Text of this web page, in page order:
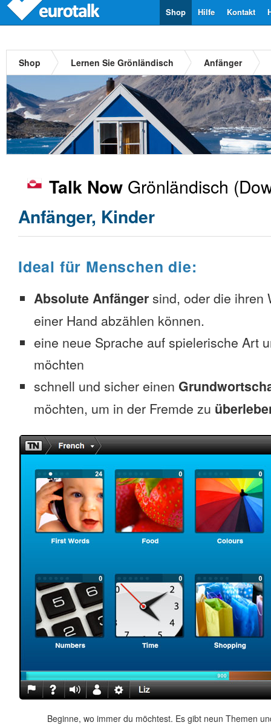
Kontakt
Hilfe
Shop
Shop Lernen Sie Grönländisch Anfänger
Talk Now Grönländisch
Anfänger, Kinder
Ideal für Menschen die:
Absolute Anfänger sind, oder die ihren
einer Hand abzählen können.
eine neue Sprache auf spielerische Art
möchten
schnell und sicher einen
möchten, um in der Fremde zu
Beginne, wo immer du möchtest. Es gibt neun Themen